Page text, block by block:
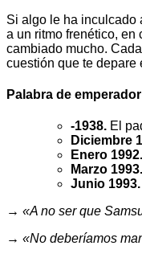
Si algo le ha inculcado
a un ritmo frenético, en
cambiado mucho.
cuestión que te depare
Palabra de emperador
-1938. El
Diciembre
Enero 1992.
Marzo 1993.
Junio 1993.
→ «A no ser que
→ «No deberíamos